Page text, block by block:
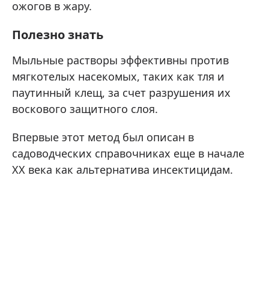
ожогов в жару.
Полезно знать
Мыльные растворы эффективны против
мягкотелых насекомых, таких как тля и
паутинный клещ, за счет разрушения их
воскового защитного слоя.
Впервые этот метод был описан в
садоводческих справочниках еще в начале
XX века как альтернатива инсектицидам.